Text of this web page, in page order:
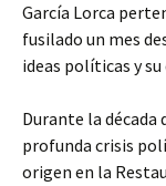
García Lorca
fusilado un mes
ideas políticas y
Durante la década
profunda crisis
origen en la